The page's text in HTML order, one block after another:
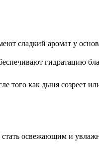
сладкий аромат у
гидратацию
как дыня созреет
освежающим и